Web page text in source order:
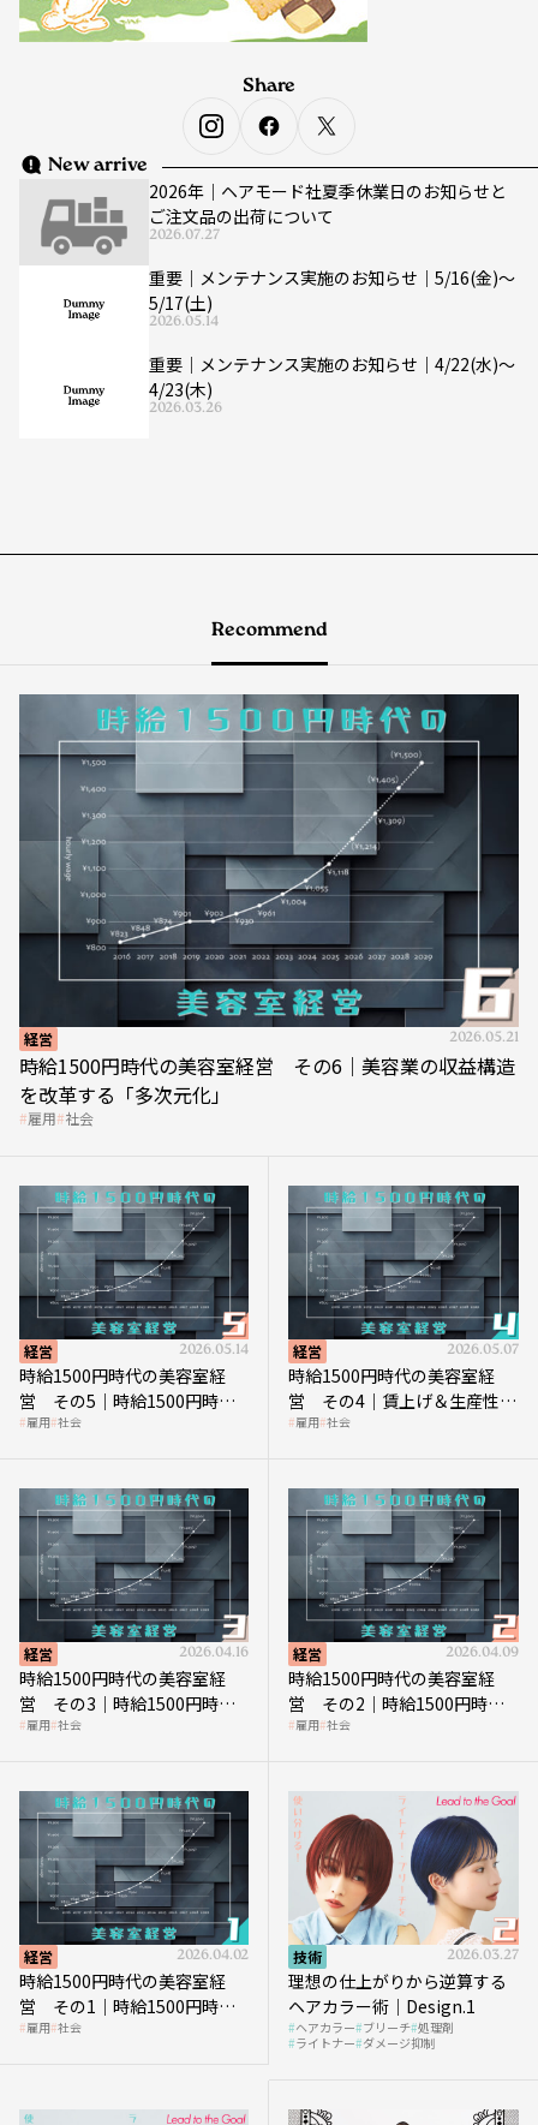
New arrive
2026年｜ヘアモード社夏季休業日のお知らせと
ご注文品の出荷について
2026.07.27
重要｜メンテナンス実施のお知らせ｜5/16(金)〜
5/17(土)
2026.05.14
重要｜メンテナンス実施のお知らせ｜4/22(水)〜
4/23(木)
2026.03.26
Share
Recommend
経営 2026.05.21
時給1500円時代の美容室経営 その6｜美容業の収益構造
を改革する「多次元化」
雇用 社会
経営 2026.05.14
時給1500円時代の美容室経
営 その5｜時給1500円時代
の到来は美容業の収益構造を
雇用 社会
経営 2026.05.07
時給1500円時代の美容室経
営 その4｜賃上げ＆生産性向
上につなげる賢い助成金活用
雇用 社会
経営 2026.04.16
時給1500円時代の美容室経
営 その3｜時給1500円時
代、美容業はどのような影響
雇用 社会
経営 2026.04.09
時給1500円時代の美容室経
営 その2｜時給1500円時代
に支払う給与はいくらなのか
雇用 社会
経営 2026.04.02
時給1500円時代の美容室経
営 その1｜時給1500円時代
へ向かう社会的背景
雇用 社会
技術 2026.03.27
理想の仕上がりから逆算する
ヘアカラー術｜Design.1
ヘアカラー ブリーチ 処理剤
ライトナー ダメージ抑制